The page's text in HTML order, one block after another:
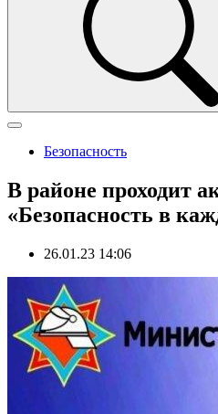
Безопасность
В районе проходит
«Безопасность в
26.01.23 14:06